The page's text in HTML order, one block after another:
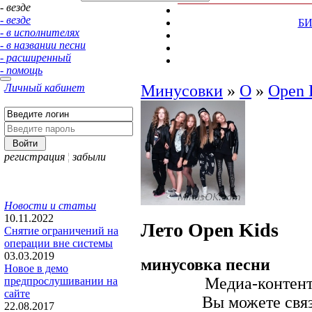
- везде
- везде
- в исполнителях
- в названии песни
- расширенный
- помощь
Личный кабинет
регистрация ¦ забыли
Новости и статьи
10.11.2022
Снятие ограничений на
операции вне системы
03.03.2019
Новое в демо
предпрослушивании на
сайте
22.08.2017
Минусовки » O » Open
Лето Open Kids
минусовка песни
Медиа-
Вы можете